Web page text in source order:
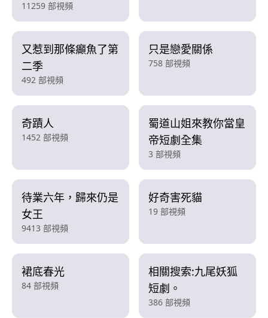
11259 部視頻
又惹到那條癲魚了第
二季
492 部視頻
只是戀愛關係
758 部視頻
奇蹟人
1452 部視頻
蜀道山姐來教你當皇
帝短劇全集
3 部視頻
待業六年，歸來仍是
女王
9413 部視頻
好奇害死貓
19 部視頻
裙底春光
84 部視頻
相關搜索:九尾妖狐
短劇。
386 部視頻